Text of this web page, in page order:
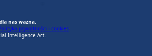
nas ważna.
prywatności i cookies
Intelligence Act.